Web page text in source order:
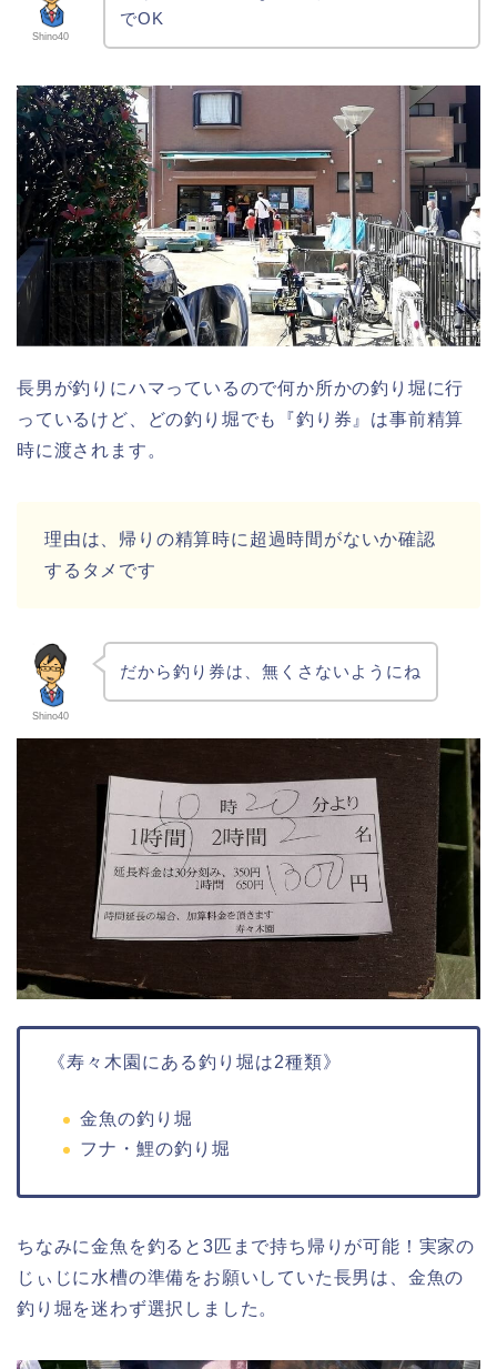
Shino40
でOK
長男が釣りにハマっているので何か所かの釣り堀に行
っているけど、どの釣り堀でも『釣り券』は事前精算
時に渡されます。
理由は、帰りの精算時に超過時間がないか確認
するタメです
Shino40
だから釣り券は、無くさないようにね
《寿々木園にある釣り堀は2種類》
金魚の釣り堀
フナ・鯉の釣り堀
ちなみに金魚を釣ると3匹まで持ち帰りが可能！実家の
じぃじに水槽の準備をお願いしていた長男は、金魚の
釣り堀を迷わず選択しました。